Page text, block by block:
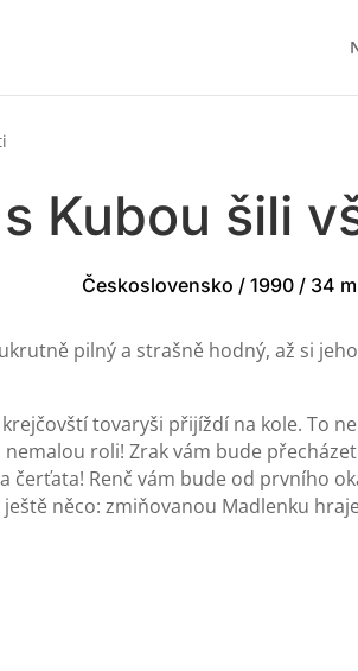
Kubou šili
Československo / 1990 / 34
pilný a strašně hodný, až si
tovaryši přijíždí na kole. To
roli! Zrak vám bude
čerťata! Renč vám bude od prvního
něco: zmiňovanou Madlenku